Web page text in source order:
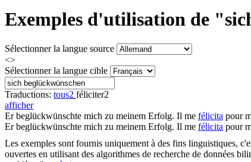
Exemples d'utilisation de
Sélectionner la langue source
<>
Sélectionner la langue cible
Traductions: tous2 féliciter2
afficher
Erbeglückwünschte mich zu meinem Erfolg. Il me félicita pour
Erbeglückwünschte mich zu meinem Erfolg. Il me félicita pour
Les exemples sont fournis uniquement à des fins linguistiques,
ouvertes en utilisant des algorithmes de recherche de données